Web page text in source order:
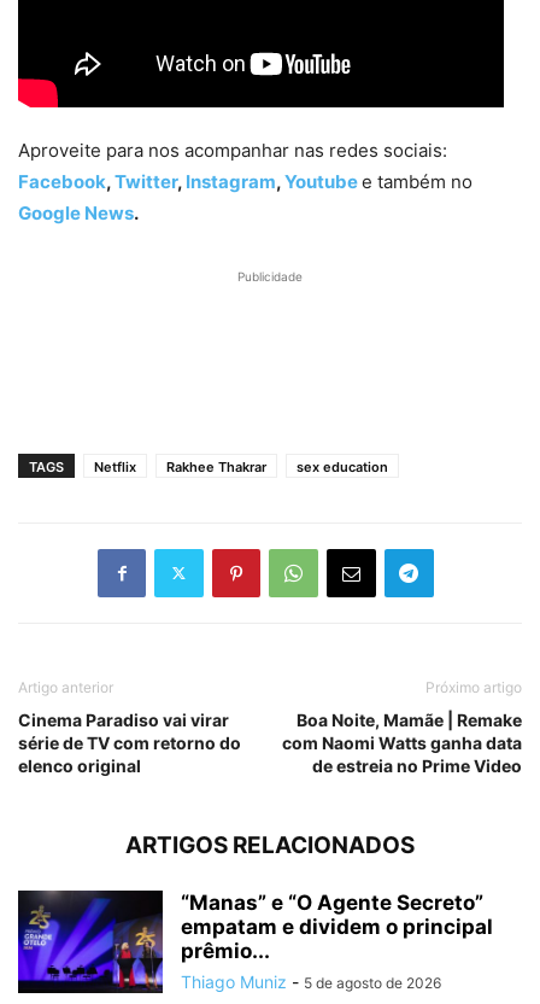
Aproveite para nos acompanhar nas redes sociais:
Facebook,Twitter, Instagram,Youtubee também no
Google News.
Publicidade
TAGS Netflix Rakhee Thakrar sex education
Artigo anterior
Cinema Paradiso vai virar
série de TV com retorno do
elenco original
Próximo artigo
Boa Noite, Mamãe | Remake
com Naomi Watts ganha data
de estreia no Prime Video
ARTIGOS RELACIONADOS
“Manas” e “O Agente Secreto”
empatam e dividem o principal
prêmio...
Thiago Muniz - 5 de agosto de 2026